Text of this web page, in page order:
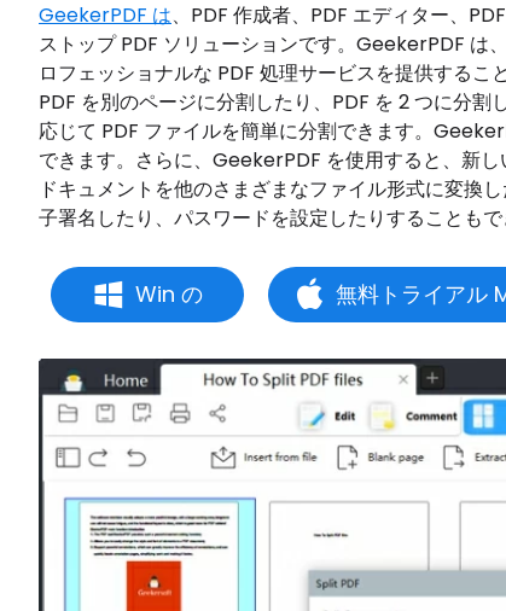
GeekerPDF は、PDF 作成者、PDF エディター、
ストップ PDF ソリューションです。GeekerPDF は
ロフェッショナルな PDF 処理サービスを提供する
PDF を別のページに分割したり、PDF を 2 つに分
応じて PDF ファイルを簡単に分割できます。
できます。さらに、GeekerPDF を使用すると、新
ドキュメントを他のさまざまなファイル形式に変換
子署名したり、パスワードを設定したりすることもで
Win の 無料トライアル